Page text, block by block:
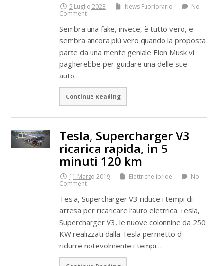
5 Luglio 2023 News Fuoriorario
No
Comment
Sembra una fake, invece, è tutto vero, e
sembra ancora più vero quando la proposta
parte da una mente geniale Elon Musk vi
pagherebbe per guidare una delle sue
auto…
Continue Reading
Tesla, Supercharger V3
ricarica rapida, in 5
minuti 120 km
11 Marzo 2019 Elettriche ibride
No
Comment
Tesla, Supercharger V3 riduce i tempi di
attesa per ricaricare l'auto elettrica Tesla,
Supercharger V3, le nuove colonnine da 250
KW realizzati dalla Tesla permetto di
ridurre notevolmente i tempi…